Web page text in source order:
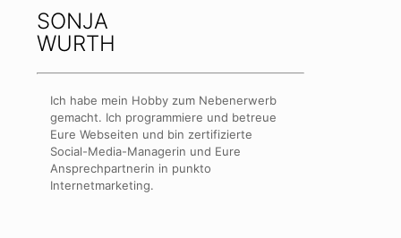
SONJA
WURTH
Ich habe mein Hobby zum Nebenerwerb
gemacht. Ich programmiere und betreue
Eure Webseiten und bin zertifizierte
Social-Media-Managerin und Eure
Ansprechpartnerin in punkto
Internetmarketing.